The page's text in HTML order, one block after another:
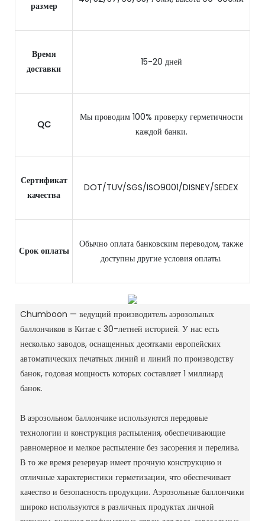
размер
Время
доставки
15-20 дней
QC
Мы проводим 100% проверку герметичности
каждой банки.
Сертификат
качества
DOT/TUV/SGS/ISO9001/DISNEY/SEDEX
Срок оплаты
Обычно оплата банковским переводом, также
доступны другие условия оплаты.
Chumboon — ведущий производитель аэрозольных
баллончиков в Китае с 30-летней историей. У нас есть
несколько заводов, оснащенных десятками европейских
автоматических печатных линий и линий по производству
банок, годовая мощность которых составляет 1 миллиард
банок.
В аэрозольном баллончике используются передовые
технологии и конструкция распыления, обеспечивающие
равномерное и мелкое распыление без засорения и перелива.
В то же время резервуар имеет прочную конструкцию и
отличные характеристики герметизации, что обеспечивает
качество и безопасность продукции. Аэрозольные баллончики
широко используются в различных продуктах личной